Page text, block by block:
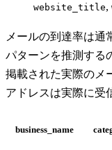
website_title,
メールの到達率は通
パターンを推測する
掲載された実際のメ
アドレスは実際に受
business_name